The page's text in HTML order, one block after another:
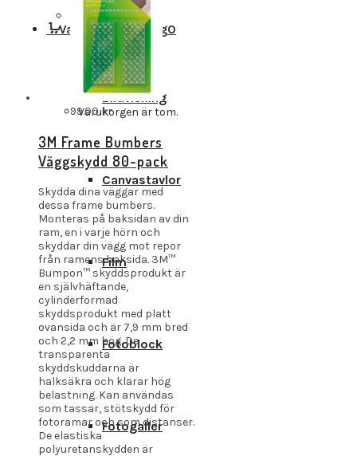
Bildprodukter
Bildvisning
Canvastavlor
Film
Fotoblock
Fotogaller
Varukorg Varukorg0
Varukorgen är tom.
99.00kr
3M Frame Bumbers
Väggskydd 80-pack
Skydda dina väggar med
dessa frame bumbers.
Monteras på baksidan av din
ram, en i varje hörn och
skyddar din vägg mot repor
från ramens baksida. 3M™
Bumpon™ skyddsprodukt är
en självhäftande,
cylinderformad
skyddsprodukt med platt
ovansida och är 7,9 mm bred
och 2,2 mm hög. De
transparenta
skyddskuddarna är
halksäkra och klarar hög
belastning. Kan användas
som tassar, stötskydd för
fotoramar och som distanser.
De elastiska
polyuretanskydden är